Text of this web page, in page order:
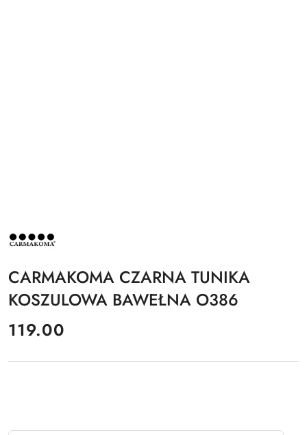
NAZWA
PRODUCENTA:
CARMAKOMA CZARNA TUNIKA
KOSZULOWA BAWEŁNA O386
cena:
119.00